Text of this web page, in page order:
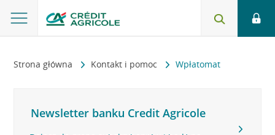
Strona główna Kontakt i pomoc Wpłatomat
Newsletter banku Credit Agricole